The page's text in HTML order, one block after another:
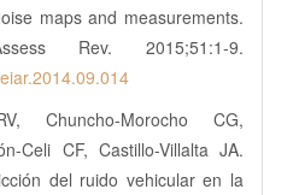
maps and measurements.
Rev. 2015;51:1-9.
Chuncho-Morocho CG,
Celi CF, Castillo-Villalta JA.
del ruido vehicular en la